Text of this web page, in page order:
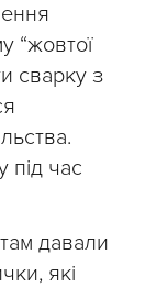
“жовтої
сварку з
під час
давали
які